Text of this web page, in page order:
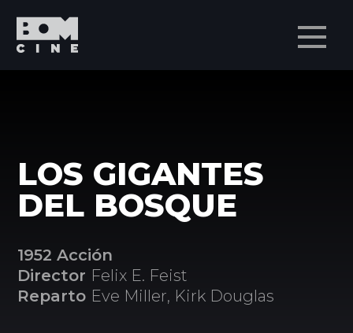
LOS GIGANTES
DEL BOSQUE
1952 Acción
Director Felix E. Feist
Reparto Eve Miller, Kirk Douglas